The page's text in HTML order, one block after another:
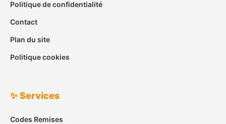
Politique de confidentialité
Contact
Plan du site
Politique cookies
✨ Services
Codes Remises